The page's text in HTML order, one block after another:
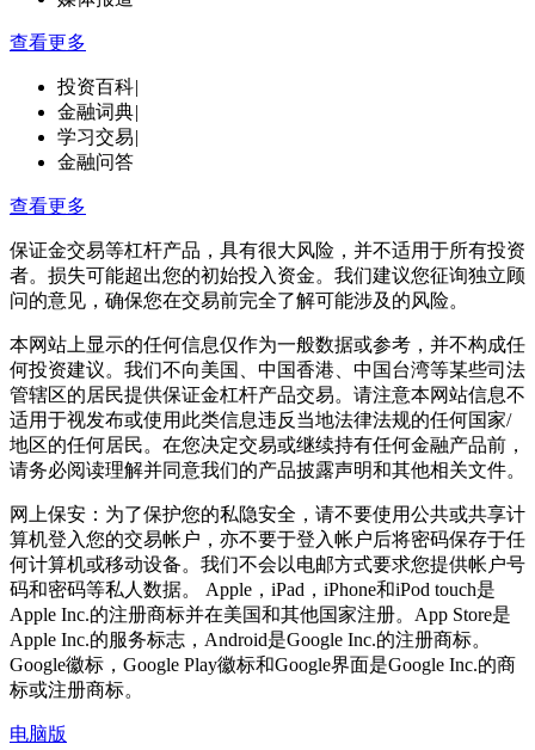
查看更多
投资百科|
金融词典|
学习交易|
金融问答
查看更多
保证金交易等杠杆产品，具有很大风险，并不适用于所有投资
者。损失可能超出您的初始投入资金。我们建议您征询独立顾
问的意见，确保您在交易前完全了解可能涉及的风险。
本网站上显示的任何信息仅作为一般数据或参考，并不构成任
何投资建议。我们不向美国、中国香港、中国台湾等某些司法
管辖区的居民提供保证金杠杆产品交易。请注意本网站信息不
适用于视发布或使用此类信息违反当地法律法规的任何国家/
地区的任何居民。在您决定交易或继续持有任何金融产品前，
请务必阅读理解并同意我们的产品披露声明和其他相关文件。
网上保安：为了保护您的私隐安全，请不要使用公共或共享计
算机登入您的交易帐户，亦不要于登入帐户后将密码保存于任
何计算机或移动设备。我们不会以电邮方式要求您提供帐户号
码和密码等私人数据。 Apple，iPad，iPhone和iPod touch是
Apple Inc.的注册商标并在美国和其他国家注册。App Store是
Apple Inc.的服务标志，Android是Google Inc.的注册商标。
Google徽标，Google Play徽标和Google界面是Google Inc.的商
标或注册商标。
电脑版